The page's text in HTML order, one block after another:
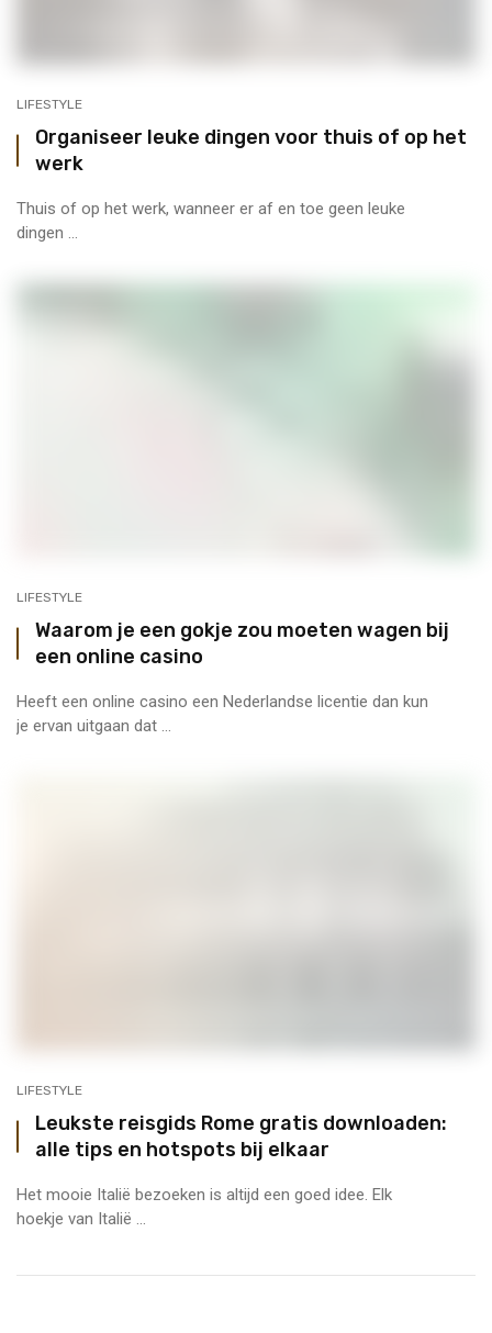
LIFESTYLE
Organiseer leuke dingen voor thuis of op het
werk
Thuis of op het werk, wanneer er af en toe geen leuke
dingen ...
LIFESTYLE
Waarom je een gokje zou moeten wagen bij
een online casino
Heeft een online casino een Nederlandse licentie dan kun
je ervan uitgaan dat ...
LIFESTYLE
Leukste reisgids Rome gratis downloaden:
alle tips en hotspots bij elkaar
Het mooie Italië bezoeken is altijd een goed idee. Elk
hoekje van Italië ...